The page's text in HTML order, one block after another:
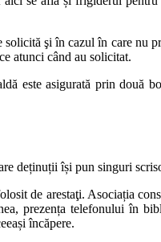
şi în cazul în care nu
atunci când au solicitat.
este asigurată prin două
deținuții își pun singuri
de arestaţi. Asociația
telefonului în
încăpere.